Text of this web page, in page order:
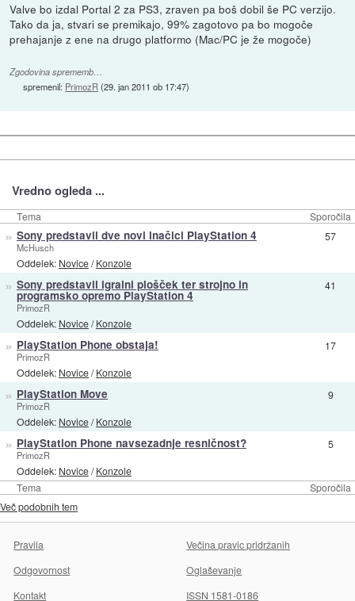
Valve bo izdal Portal 2 za PS3, zraven pa boš dobil še PC verzijo.
Tako da ja, stvari se premikajo, 99% zagotovo pa bo mogoče
prehajanje z ene na drugo platformo (Mac/PC je že mogoče)
Zgodovina sprememb…
spremenil: PrimozR(29. jan 2011 ob 17:47)
Vredno ogleda ...
Tema Sporočila
Tema Sporočila
» Sony predstavil dve novi inačici PlayStation 4
McHusch
Oddelek: Novice/Konzole
57
» Sony predstavil igralni plošček ter strojno in
programsko opremo PlayStation 4
PrimozR
Oddelek: Novice/Konzole
41
» PlayStation Phone obstaja!
PrimozR
Oddelek: Novice/Konzole
17
» PlayStation Move
PrimozR
Oddelek: Novice/Konzole
9
» PlayStation Phone navsezadnje resničnost?
PrimozR
Oddelek: Novice/Konzole
5
Več podobnih tem
Pravila
Večina pravic pridržanih
Odgovornost
Oglaševanje
Kontakt
ISSN 1581-0186